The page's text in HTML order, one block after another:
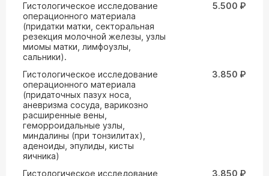
Гистологическое исследование
операционного материала
(придатки матки, секторальная
резекция молочной железы, узлы
миомы матки, лимфоузлы,
сальники).
5.500 ₽
Гистологическое исследование
операционного материала
(придаточных пазух носа,
аневризма сосуда, варикозно
расширенные вены,
геморроидальные узлы,
миндалины (при тонзилитах),
аденоиды, эпулиды, кисты
яичника)
3.850 ₽
Гистологическое исследование
3.850 ₽